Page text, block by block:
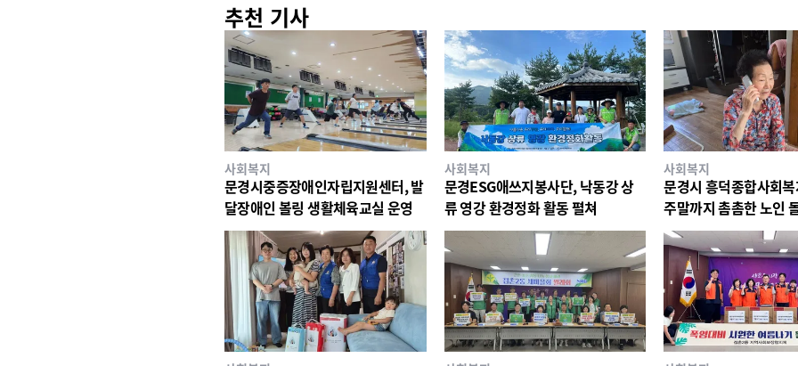
추천 기사
사회복지
문경시중증장애인자립지원센터, 발
달장애인 볼링 생활체육교실 운영
사회복지
문경ESG애쓰지봉사단, 낙동강 상
류 영강 환경정화 활동 펼쳐
사회복지
문경시 흥덕종합사회
주말까지 촘촘한 노인